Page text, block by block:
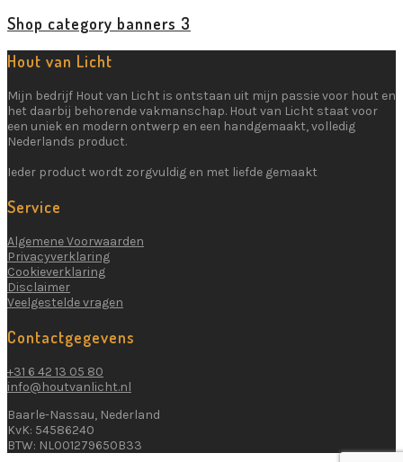
Shop category banners 3
Hout van Licht
Mijn bedrijf Hout van Licht is ontstaan uit mijn passie voor hout en
het daarbij behorende vakmanschap. Hout van Licht staat voor
een uniek en modern ontwerp en een handgemaakt, volledig
Nederlands product.
Ieder product wordt zorgvuldig en met liefde gemaakt
Service
Algemene Voorwaarden
Privacyverklaring
Cookieverklaring
Disclaimer
Veelgestelde vragen
Contactgegevens
+31 6 42 13 05 80
info@houtvanlicht.nl
Baarle-Nassau, Nederland
KvK: 54586240
BTW: NL001279650B33